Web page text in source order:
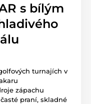
s bílým
turnajích v
zápachu
praní, skladné